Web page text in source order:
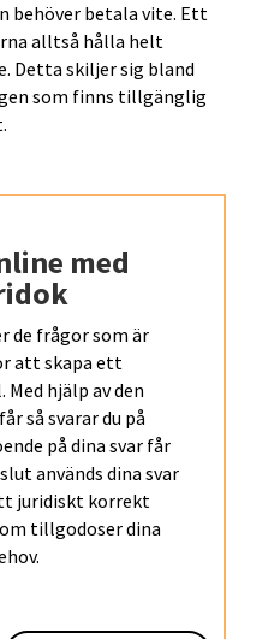
behöver betala vite. Ett
alltså hålla helt
Detta skiljer sig bland
som finns tillgänglig
med
de frågor som är
att skapa ett
hjälp av den
så svarar du på
på dina svar får
används dina svar
juridiskt korrekt
tillgodoser dina